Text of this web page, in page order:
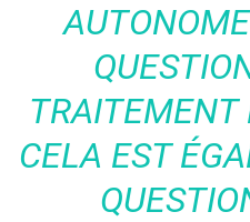
TRAITEMENT
CELA EST